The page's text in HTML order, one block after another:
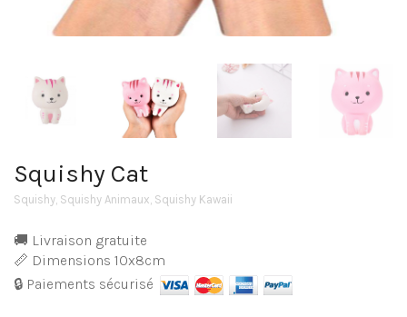
Squishy Cat
Squishy Squishy Animaux Squishy Kawaii
🚚 Livraison gratuite
📏 Dimensions 10x8cm
🔒 Paiements sécurisé